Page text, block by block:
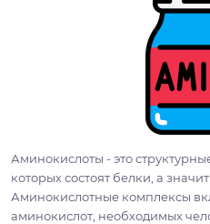
Аминокислоты - это
которых состоят белки, а
Аминокислотные комплексы
аминокислот, необходимых